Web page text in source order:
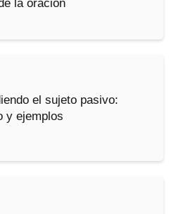
la oración
el sujeto pasivo:
y ejemplos